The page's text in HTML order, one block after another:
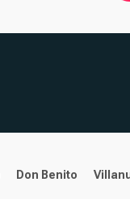
Don Benito